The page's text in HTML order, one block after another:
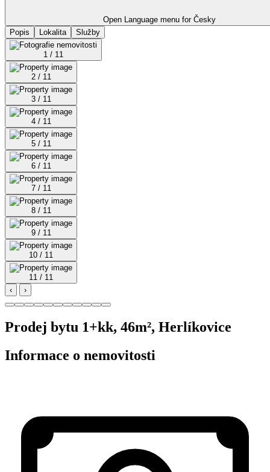
Open Language menu for Česky
Popis
Lokalita Služby
1 / 11
2 / 11
3 / 11
4 / 11
5 / 11
6 / 11
7 / 11
8 / 11
9 / 11
10 / 11
11 / 11
‹
›
Prodej bytu 1+kk, 46m², Herlíkovice
Informace o nemovitosti